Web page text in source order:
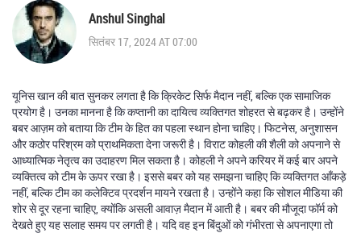
Anshul Singhal
सितंबर 17, 2024 AT 07:00
यूनिस खान की बात सुनकर लगता है कि क्रिकेट सिर्फ मैदान नहीं, बल्कि एक सामाजिक
प्रयोग है। उनका मानना है कि कप्तानी का दायित्व व्यक्तिगत शोहरत से बढ़कर है। उन्होंने
बबर आज़म को बताया कि टीम के हित का पहला स्थान होना चाहिए। फिटनेस, अनुशासन
और कठोर परिश्रम को प्राथमिकता देना जरूरी है। विराट कोहली की शैली को अपनाने से
आध्यात्मिक नेतृत्व का उदाहरण मिल सकता है। कोहली ने अपने करियर में कई बार अपने
व्यक्तित्व को टीम के ऊपर रखा है। इससे बबर को यह समझना चाहिए कि व्यक्तिगत आँकड़े
नहीं, बल्कि टीम का कलेक्टिव प्रदर्शन मायने रखता है। उन्होंने कहा कि सोशल मीडिया की
शोर से दूर रहना चाहिए, क्योंकि असली आवाज़ मैदान में आती है। बबर की मौजूदा फॉर्म को
देखते हुए यह सलाह समय पर लगती है। यदि वह इन बिंदुओं को गंभीरता से अपनाएगा तो